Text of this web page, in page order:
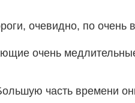
очевидно, по очень
очень
часть времени